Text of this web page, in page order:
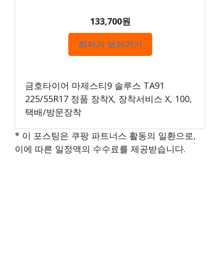
133,700원
최저가 보러가기
금호타이어 마제스티9 솔루스 TA91
225/55R17 정품 장착X, 장착서비스 X, 100,
택배/방문장착
* 이 포스팅은 쿠팡 파트너스 활동의 일환으로,
이에 따른 일정액의 수수료를 제공받습니다.